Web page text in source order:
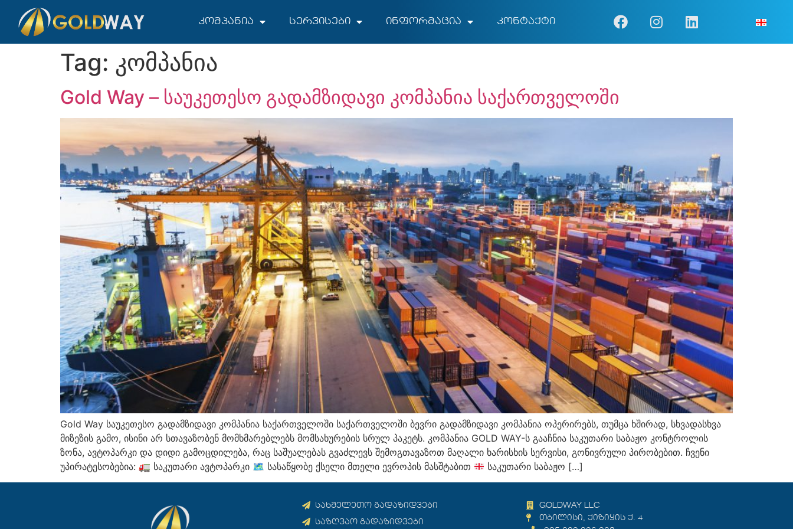
კომპანია სერვისები ინფორმაცია კონტაქტი
Tag: კომპანია
Gold Way – საუკეთესო გადამზიდავი კომპანია საქართველოში
Gold Way საუკეთესო გადამზიდავი კომპანია საქართველოში საქართველოში ბევრი გადამზიდავი კომპანია ოპერირებს, თუმცა ხშირად, სხვადასხვა
მიზეზის გამო, ისინი არ სთავაზობენ მომხმარებლებს მომსახურების სრულ პაკეტს. კომპანია GOLD WAY-ს გააჩნია საკუთარი საბაჟო კონტროლის
ზონა, ავტოპარკი და დიდი გამოცდილება, რაც საშუალებას გვაძლევს შემოგთავაზოთ მაღალი ხარისხის სერვისი, გონივრული პირობებით. ჩვენი
უპირატესობებია: 🚛 საკუთარი ავტოპარკი 🗺 სასაწყობე ქსელი მთელი ევროპის მასშტაბით საკუთარი საბაჟო […]
სახმელეთო გადაზიდვები
საზღვაო გადაზიდვები
GOLDWAY LLC
თბილისი, ქიზიყის ქ. 4